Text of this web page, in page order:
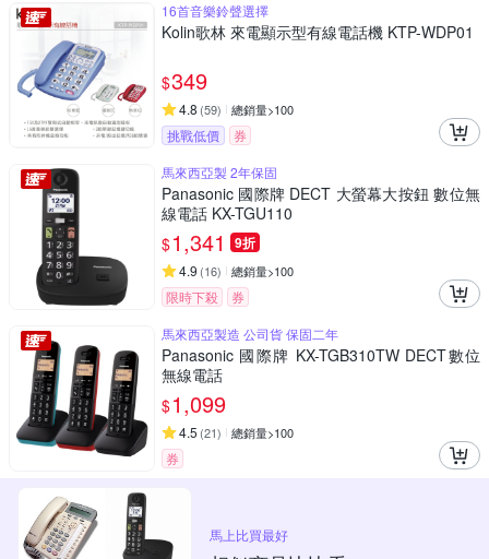
16首音樂鈴聲選擇
Kolin歌林 來電顯示型有線電話機 KTP-WDP01
$349
4.8 (59) 總銷量>100
挑戰低價
券
馬來西亞製 2年保固
Panasonic 國際牌 DECT 大螢幕大按鈕 數位無
線電話 KX-TGU110
$1,341 9折
4.9 (16) 總銷量>100
限時下殺
券
馬來西亞製造 公司貨 保固二年
Panasonic 國際牌 KX-TGB310TW DECT數位
無線電話
$1,099
4.5 (21) 總銷量>100
券
馬上比買最好